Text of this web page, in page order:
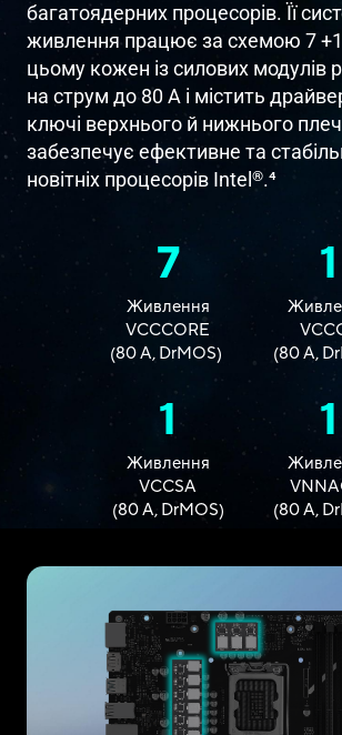
багатоядерних процесорів. Її
живлення працює за схемою 7 +1
цьому кожен із силових модулів
на струм до 80 А і містить
ключі верхнього й нижнього
забезпечує ефективне та
новітніх процесорів Intel®.4
7
Живлення
VCCCORE
(80 A, DrMOS) ​
1
(80 A,
1
Живлення
VCCSA
(80 A, DrMOS)
1
(80 A,